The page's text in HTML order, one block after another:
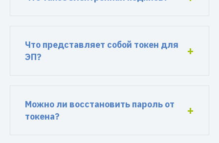
Что представляет собой токен для
ЭП?
Можно ли восстановить пароль от
токена?